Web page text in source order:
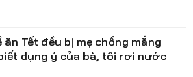
ăn Tết đều bị mẹ chồng mắng
dụng ý của bà, tôi rơi nước